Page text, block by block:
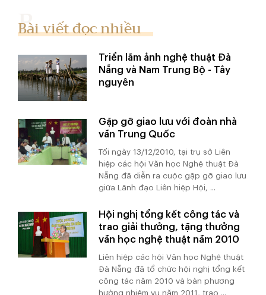
Bài viết đọc nhiều
Triển lãm ảnh nghệ thuật Đà
Nẵng và Nam Trung Bộ - Tây
nguyên
Gặp gỡ giao lưu với đoàn nhà
văn Trung Quốc
Tối ngày 13/12/2010, tại trụ sở Liên
hiệp các hội Văn học Nghệ thuật Đà
Nẵng đã diễn ra cuộc gặp gỡ giao lưu
giữa Lãnh đạo Liên hiệp Hội, ...
Hội nghị tổng kết công tác và
trao giải thưởng, tặng thưởng
văn học nghệ thuật năm 2010
Liên hiệp các hội Văn học Nghệ thuật
Đà Nẵng đã tổ chức hội nghị tổng kết
công tác năm 2010 và bàn phương
hướng nhiệm vụ năm 2011, trao ...